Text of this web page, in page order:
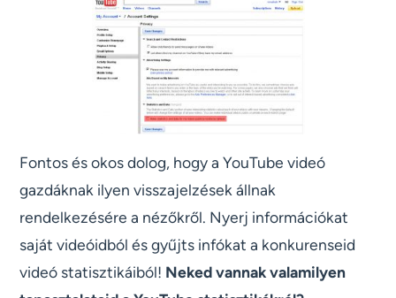
Fontos és okos dolog, hogy a YouTube videó
gazdáknak ilyen visszajelzések állnak
rendelkezésére a nézőkről. Nyerj információkat
saját videóidból és gyűjts infókat a konkurenseid
videó statisztikáiból! Neked vannak valamilyen